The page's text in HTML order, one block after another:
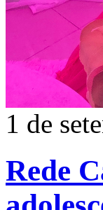
1 de
Rede